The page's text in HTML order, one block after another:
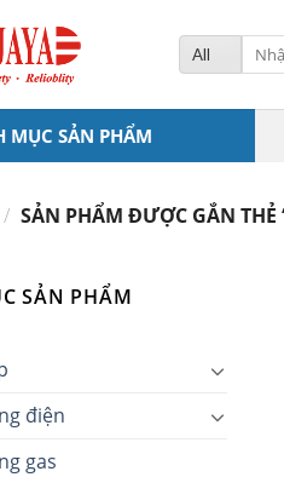
Tìm
kiếm:
MỤC SẢN PHẨM
/ SẢN PHẨM ĐƯỢC GẮN THẺ
SẢN PHẨM
điện
gas